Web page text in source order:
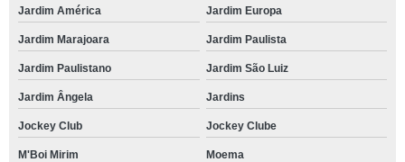
Jardim América Jardim Europa
Jardim Marajoara Jardim Paulista
Jardim Paulistano Jardim São Luiz
Jardim Ângela Jardins
Jockey Club Jockey Clube
M'Boi Mirim Moema